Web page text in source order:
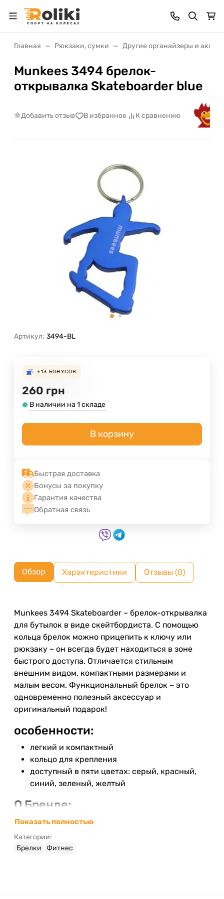
Главная Рюкзаки, сумки Другие органайзеры и
Munkees 3494 брелок-
открывалка Skateboarder blue
Добавить отзыв В избранное К сравнению
Артикул: 3494-BL
+13 БОНУСОВ
260 грн
В наличии на 1 складе
В корзину
Быстрая доставка
Бонусы за покупку
Гарантия качества
Обратная связь
Обзор Характеристики Отзывы (0)
Munkees 3494 Skateboarder – брелок-открывалка
для бутылок в виде скейтбордиста. С помощью
кольца брелок можно прицепить к ключу или
рюкзаку – он всегда будет находиться в зоне
быстрого доступа. Отличается стильным
внешним видом, компактными размерами и
малым весом. Функциональный брелок – это
одновременно полезный аксессуар и
оригинальный подарок!
особенности:
легкий и компактный
кольцо для крепления
доступный в пяти цветах: серый, красный,
синий, зеленый, желтый
О Бренде:
Немецкая компания Munkees производит брелки
и другие мелкие полезные аксессуары,
отличающиеся оригинальным дизайном и
Показать полностью
Категории:
Брелки
Фитнес